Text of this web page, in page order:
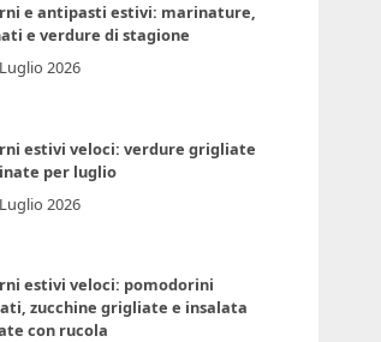
e antipasti estivi: marinature,
e verdure di stagione
2026
estivi veloci: verdure grigliate
per luglio
2026
estivi veloci: pomodorini
zucchine grigliate e insalata
con rucola